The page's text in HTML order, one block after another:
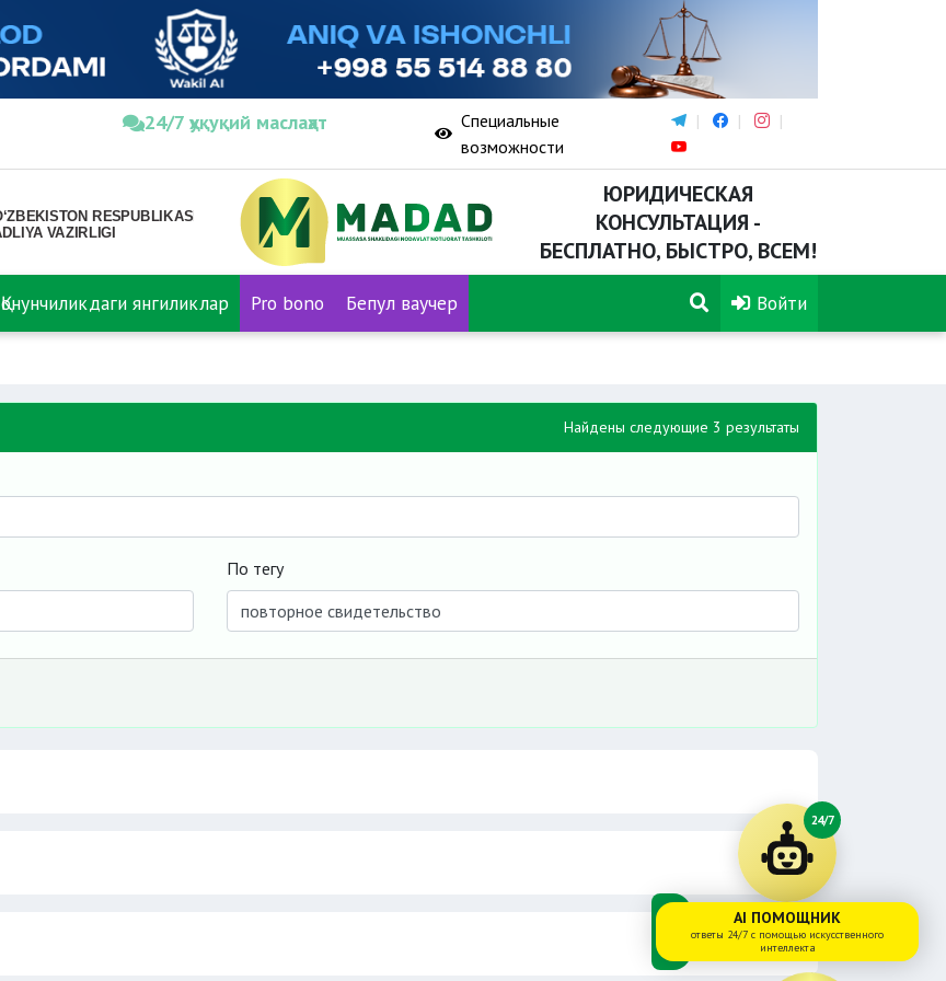
24/7 ҳуқуқий маслаҳат
Специальные
возможности
ЮРИДИЧЕСКАЯ
КОНСУЛЬТАЦИЯ -
БЕСПЛАТНО, БЫСТРО, ВСЕМ!
Қонунчиликдаги янгиликлар Pro bono Бепул ваучер Войти
Найдены следующие 3 результаты
По тегу
24/7
AI ПОМОЩНИК
ответы 24/7 с помощью искусственного
интеллекта